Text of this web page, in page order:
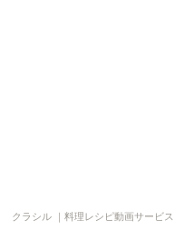
クラシル ｜料理レシピ動画サービス